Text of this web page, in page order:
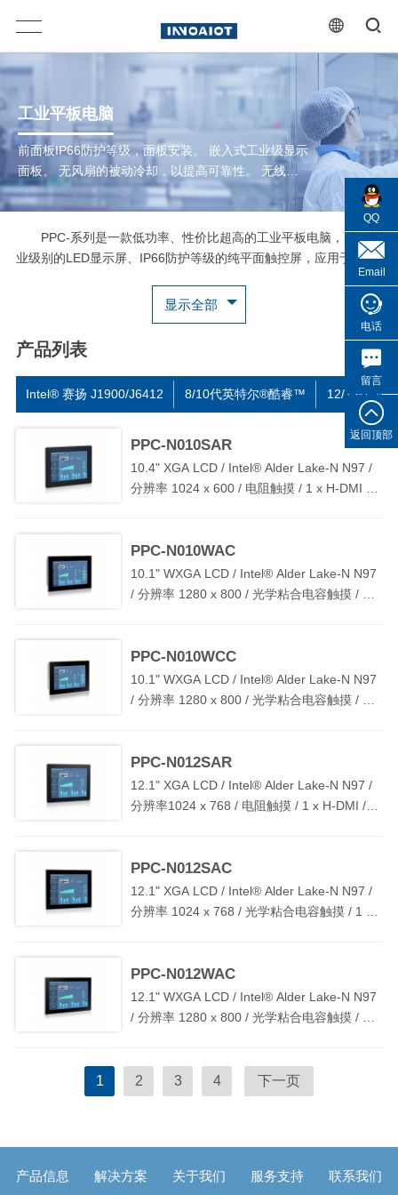
工业平板电脑
前面板IP66防护等级，面板安装。 嵌入式工业级显示
面板。 无风扇的被动冷却，以提高可靠性。 无线
WIFI和WAN（4G / 5G ）。 TPM 2.0支持最大安全
性。 FCC / CE / ROHS认证。
PPC-系列是一款低功率、性价比超高的工业平板电脑，配备工
业级别的LED显示屏、IP66防护等级的纯平面触控屏，应用于工业
自动化控制操作、制造执行系统（MES）、工作流程监控及生产过
程可视化应用中。面板防尘防水具备结构紧凑、无风扇、低功耗设
计、安装方便等特点，同时支持4:3和16:9显示设置，显示屏从7寸
到24寸大小均可供选择。在工业4.0浪潮推动下，工业平板电脑被
广泛应用于分布式控制架构中，以便于信息的集中管理和确保数据
安全。
显示全部
产品列表
Intel® 赛扬 J1900/J6412 8/10代英特尔®酷睿™ 12/13代 英
PPC-N010SAR
10.4" XGA LCD / Intel® Alder Lake-N N97 /
分辨率 1024 x 600 / 电阻触摸 / 1 x H-DMI / 3
接保护
PPC-N010WAC
10.1" WXGA LCD / Intel® Alder Lake-N N97
/ 分辨率 1280 x 800 / 光学粘合电容触摸 / 1 x
过压和反接保护
PPC-N010WCC
10.1" WXGA LCD / Intel® Alder Lake-N N97
/ 分辨率 1280 x 800 / 光学粘合电容触摸 / 1 x
过压和反接保护
PPC-N012SAR
12.1" XGA LCD / Intel® Alder Lake-N N97 /
分辨率1024 x 768 / 电阻触摸 / 1 x H-DMI / 3
接保护
PPC-N012SAC
12.1" XGA LCD / Intel® Alder Lake-N N97 /
分辨率 1024 x 768 / 光学粘合电容触摸 / 1 x
过压和反接保护
PPC-N012WAC
12.1" WXGA LCD / Intel® Alder Lake-N N97
/ 分辨率 1280 x 800 / 光学粘合电容触摸 / 1 x
过压和反接保护
1 2 3 4 下一页
产品信息 解决方案 关于我们 服务支持 联系我们
QQ
Email
电话
留言
返回顶部